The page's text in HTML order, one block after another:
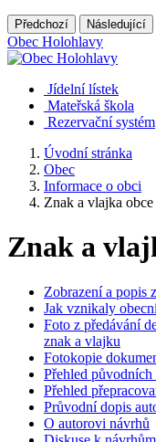
Předchozí Následující
Obec Holohlavy
Jídelní lístek
Mateřská škola
Rezervační systém
Úvodní stránka
Obec
Informace o obci
Znak a vlajka
Znak a
Zobrazení a popis
Jak vznikaly
Foto z předávání
znak a vlajku
Fotokopie
Přehled původních
Přehled
Průvodní dopis
O autorovi návrhů